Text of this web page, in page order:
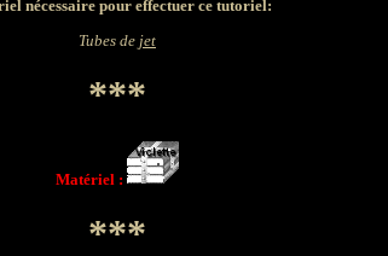
nécessaire pour effectuer ce tutoriel:
Tubes de jet
***
Matériel :
***